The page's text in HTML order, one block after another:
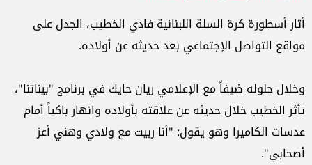
أثار أسطورة كرة السلة اللبنانية فادي الخطيب، الجدل على
مواقع التواصل الإجتماعي بعد حديثه عن أولاده.
وخلال حلوله ضيفاً مع الإعلامي ريان حايك في برنامج "بيناتنا"،
تأثر الخطيب خلال حديثه عن علاقته بأولاده وانهار باكياً أمام
عدسات الكاميرا وهو يقول: "أنا ربيت مع ولادي وهني أعز
أصحابي".